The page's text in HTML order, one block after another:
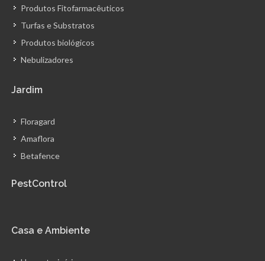
Produtos Fitofarmacêuticos
Turfas e Substratos
Produtos biológicos
Nebulizadores
Jardim
Floragard
Amaflora
Betafence
PestControl
Casa e Ambiente